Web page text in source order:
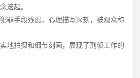
迭起。
罪手段残忍，心理描写深刻，被观众称
地拍摄和细节刻画，展现了刑侦工作的